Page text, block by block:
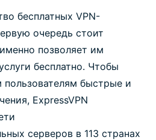
бесплатных VPN-
очередь стоит
позволяет им
бесплатно. Чтобы
пользователям быстрые и
ExpressVPN
серверов в 113 странах